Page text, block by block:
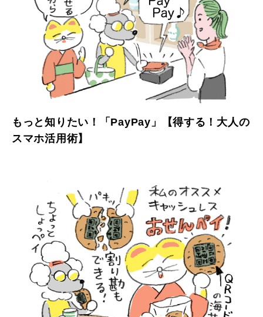
もっと知りたい！「PayPay」【得する！大人の
スマホ活用術】